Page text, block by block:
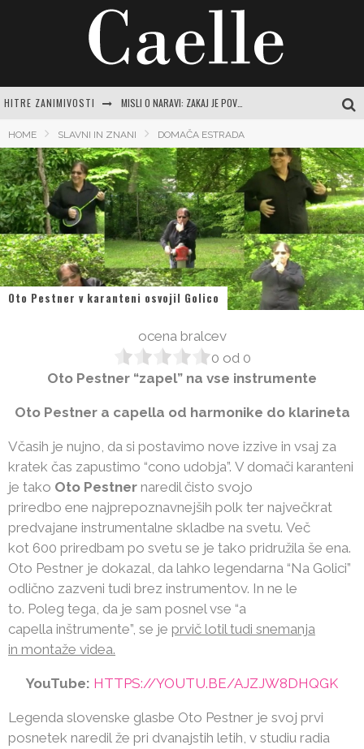
HITRE ZANIMIVOSTI
JASNA GRBIČ: CELOVIT VODNIK PO ŽIVLJENJU IN DELU SLOVENSKE IKONE
SAMSUNG URADNO PREDSTAVLJA GALAXY Z FOLD8 ULTRA, FOLD8, FLIP8, WATCH ULTRA2 IN WATCH9
MAGNEZIJEVO OLJE: SKRIVNOST ZA SPROSTITEV, SIJOČO KOŽO IN SPLOŠNO DOBRO POČUTJE
INTUICIJA: TIHI GLAS, KI NAS VODI SKOZI ŽIVLJENJE
HOME SLAVNI IN ZNANI DOMAČA ESTRADA
Oto Pestner v karanteni osvojil Golico
ocena bralcev
0 od 0
Oto Pestner “zapel” na vse instrumente
Oto Pestner a capella od harmonike do klarineta
Včasih je nujno, da si postavimo nove izzive in vsaj za
kratek čas zapustimo “cono udobja”. V domači karanteni
je tako Oto Pestner naredil čisto svojo
priredbo ene najprepoznavnejših polk ter največkrat
predvajane instrumentalne skladbe na svetu. Več
kot 600 priredbam po svetu se je tako pridružila še ena.
Oto Pestner je dokazal, da lahko legendarna “Na Golici”
odlično zazveni tudi brez instrumentov. In ne le
to. Poleg tega, da je sam posnel vse “a
capella inštrumente”, se je prvič lotil tudi snemanja
in montaže videa.
YouTube: HTTPS://YOUTU.BE/AJZJW8DHQGK
Legenda slovenske glasbe Oto Pestner je svoj prvi
posnetek naredil že pri dvanajstih letih, v studiu radia